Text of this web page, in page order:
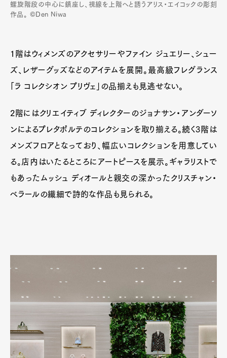
螺旋階段の中心に鎮座し、視線を上階へと誘うアリス・エイコックの彫刻
作品。 ©Den Niwa
1階はウィメンズのアクセサリーやファイン ジュエリー、シュー
ズ、レザーグッズなどのアイテムを展開。最高級フレグランス
「ラ コレクシオン プリヴェ」の品揃えも見逃せない。
2階にはクリエイティブ ディレクターのジョナサン・アンダーソ
ンによるプレタポルテのコレクションを取り揃える。続く3階は
メンズフロアとなっており、幅広いコレクションを用意してい
る。店内はいたるところにアートピースを展示。ギャラリストで
もあったムッシュ ディオールと親交の深かったクリスチャン・
べラールの繊細で詩的な作品も見られる。